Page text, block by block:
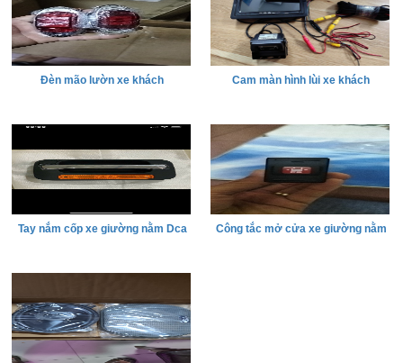
Đèn mão lườn xe khách Cam màn hình lùi xe khách
Tay nắm cốp xe giường nằm Dca Công tắc mở cửa xe giường nằm